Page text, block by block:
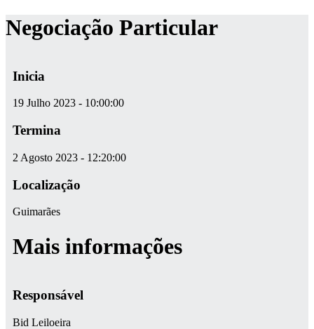
Negociação Particular
Inicia
19 Julho 2023 - 10:00:00
Termina
2 Agosto 2023 - 12:20:00
Localização
Guimarães
Mais informações
Responsável
Bid Leiloeira